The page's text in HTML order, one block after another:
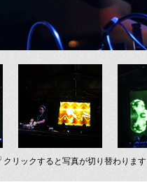
クリックすると写真が切り替わります